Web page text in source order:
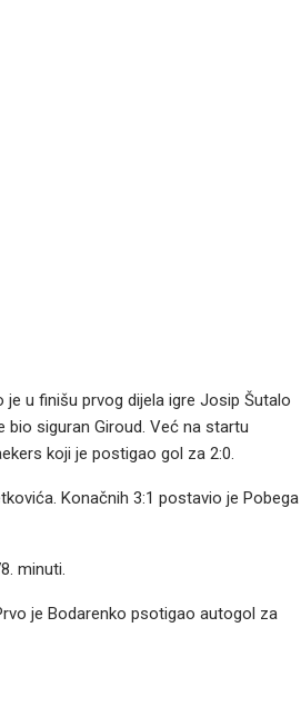
u finišu prvog dijela igre Josip Šutalo
bio siguran Giroud. Već na startu
koji je postigao gol za 2:0.
Konačnih 3:1 postavio je Pobega
minuti.
je Bodarenko psotigao autogol za